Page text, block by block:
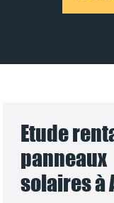
Etude
panneaux
solaires à